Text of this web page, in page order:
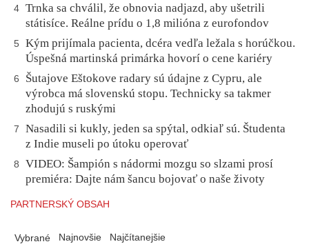
4 Trnka sa chválil, že obnovia nadjazd, aby ušetrili
státisíce. Reálne prídu o 1,8 milióna z eurofondov
5
Kým prijímala pacienta, dcéra vedľa ležala s horúčkou.
Úspešná martinská primárka hovorí o cene kariéry
6
Šutajove Eštokove radary sú údajne z Cypru, ale
výrobca má slovenskú stopu. Technicky sa takmer
zhodujú s ruskými
7
Nasadili si kukly, jeden sa spýtal, odkiaľ sú. Študenta
z Indie museli po útoku operovať
8
VIDEO: Šampión s nádormi mozgu so slzami prosí
premiéra: Dajte nám šancu bojovať o naše životy
PARTNERSKÝ OBSAH
Vybrané Najnovšie Najčítanejšie